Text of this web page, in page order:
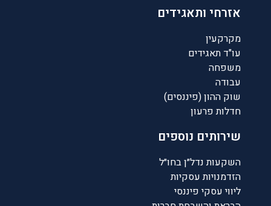
אזרחי ותאגידים
מקרקעין
עו"ד תאגידים
משפחה
עבודה
שוק ההון (פיננסים)
חדלות פרעון
שירותים נוספים
השקעות נדל״ן בחו״ל
הזדמנויות עסקיות
ליווי עסקי פיננסי